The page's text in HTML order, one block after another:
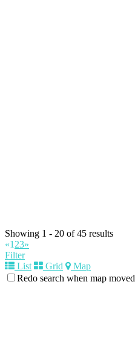
Showing 1 - 20 of 45 results
«1 23»
Filter
List
Grid
Map
Redo search when map moved